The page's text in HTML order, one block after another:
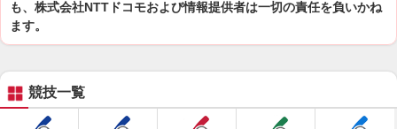
も、株式会社NTTドコモおよび情報提供者は一切の責任を負いかね
ます。
競技一覧